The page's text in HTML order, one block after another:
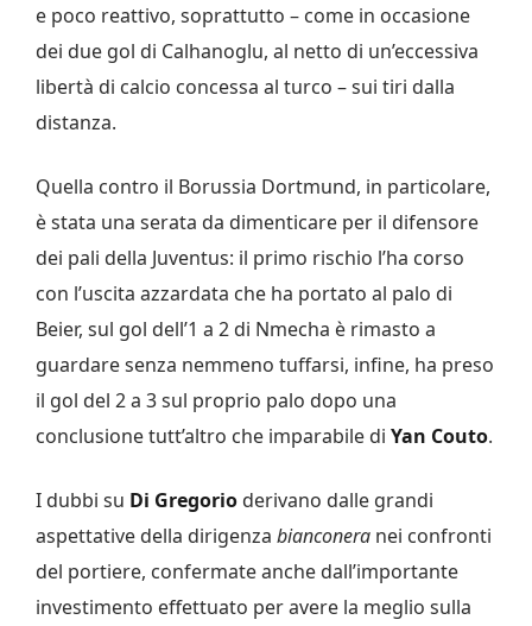
e poco reattivo, soprattutto – come in occasione
dei due gol di Calhanoglu, al netto di un’eccessiva
libertà di calcio concessa al turco – sui tiri dalla
distanza.
Quella contro il Borussia Dortmund, in particolare,
è stata una serata da dimenticare per il difensore
dei pali della Juventus: il primo rischio l’ha corso
con l’uscita azzardata che ha portato al palo di
Beier, sul gol dell’1 a 2 di Nmecha è rimasto a
guardare senza nemmeno tuffarsi, infine, ha preso
il gol del 2 a 3 sul proprio palo dopo una
conclusione tutt’altro che imparabile di Yan Couto.
I dubbi su Di Gregorio derivano dalle grandi
aspettative della dirigenza bianconera nei confronti
del portiere, confermate anche dall’importante
investimento effettuato per avere la meglio sulla